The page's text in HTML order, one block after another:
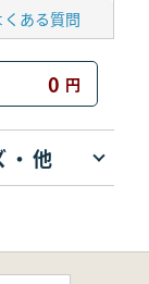
くある質問
0 円
・他